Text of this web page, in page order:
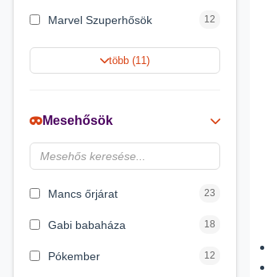
Marvel Szuperhősök 12
Summer Toys 10
Noris
Disney hercegnők 6
több (11)
Mesehősök
Mancs őrjárat 23
Gabi babaháza 18
Pókember 12